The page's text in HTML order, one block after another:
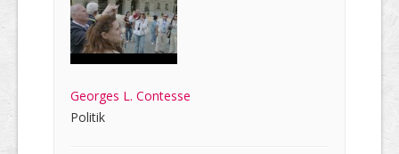
Georges L. Contesse
Politik